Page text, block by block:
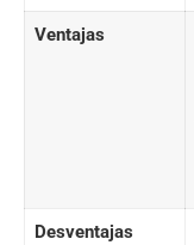
Ventajas
Desventajas